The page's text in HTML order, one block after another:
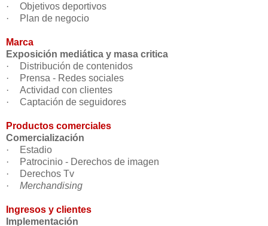
·
Objetivos deportivos
·
Plan de negocio
Marca
Exposición mediática y masa critica
·
Distribución de contenidos
·
Prensa - Redes sociales
·
Actividad con clientes
·
Captación de seguidores
Productos comerciales
Comercialización
·
Estadio
·
Patrocinio - Derechos de imagen
·
Derechos Tv
·
Merchandising
Ingresos y clientes
Implementación